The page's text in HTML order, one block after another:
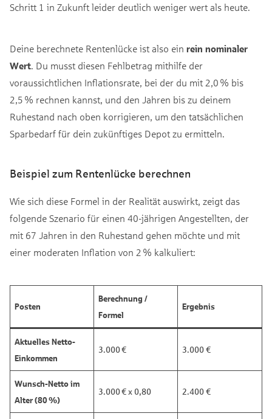
Schritt 1 in Zukunft leider deutlich weniger wert als heute.
Deine berechnete Rentenlücke ist also ein rein nominaler
Wert . Du musst diesen Fehlbetrag mithilfe der
voraussichtlichen Inflationsrate, bei der du mit 2,0 % bis
2,5 % rechnen kannst, und den Jahren bis zu deinem
Ruhestand nach oben korrigieren, um den tatsächlichen
Sparbedarf für dein zukünftiges Depot zu ermitteln.
Beispiel zum Rentenlücke berechnen
Wie sich diese Formel in der Realität auswirkt, zeigt das
folgende Szenario für einen 40-jährigen Angestellten, der
mit 67 Jahren in den Ruhestand gehen möchte und mit
einer moderaten Inflation von 2 % kalkuliert:
Posten
Berechnung /
Formel
Ergebnis
Aktuelles Netto-
Einkommen
3.000 € 3.000 €
Wunsch-Netto im
Alter (80 %)
3.000 € x 0,80 2.400 €